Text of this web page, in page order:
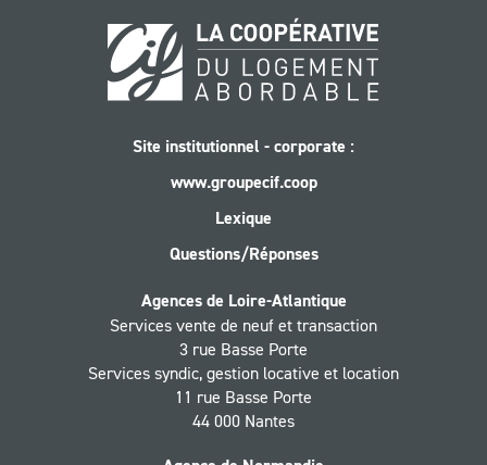
Site institutionnel - corporate :
www.groupecif.coop
Lexique
Questions/Réponses
Agences de Loire-Atlantique
Services vente de neuf et transaction
3 rue Basse Porte
Services syndic, gestion locative et location
11 rue Basse Porte
44 000 Nantes